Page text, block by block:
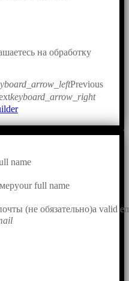
на обработку
Previous
keyboard_arrow_right
name
your full name
(не обязательно)a valid